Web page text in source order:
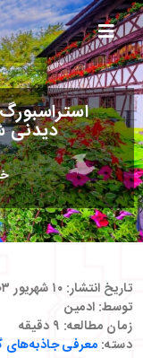
دیدنی
تاریخ انتشار: ۱۰ شهریور ۱۴۰۳
توسط: ادمین
زمان مطالعه: ۹ دقیقه
دسته: معرفی